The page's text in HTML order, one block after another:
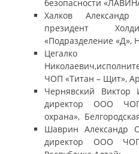
безопасности
Халков
президент
«Подразделение «Д»,
Цегалко
ЧОП «Титан – Щит»,
Чернявский Виктор
директор ООО ЧОП
охрана»,
Шаврин Александр
директор ООО